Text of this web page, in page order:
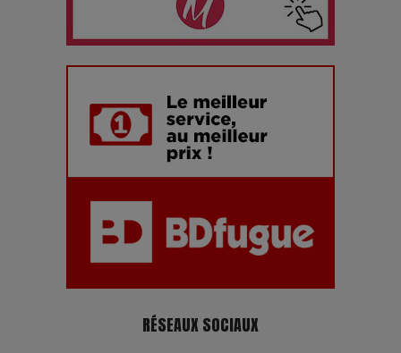
Adieu Jean-Pat : rire au bord du précipice
Pharaonic Festival 2025 : 10 ans d’électro sous les
RÉSEAUX SOCIAUX